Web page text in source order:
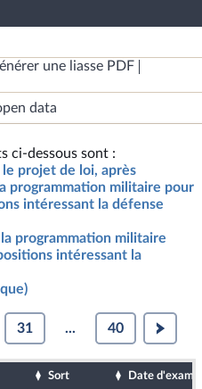
une liasse PDF
data
ci-dessous sont :
projet de loi, après
programmation militaire pour
intéressant la défense
programmation militaire
intéressant la
31 ... 40
Sort Date d'examen